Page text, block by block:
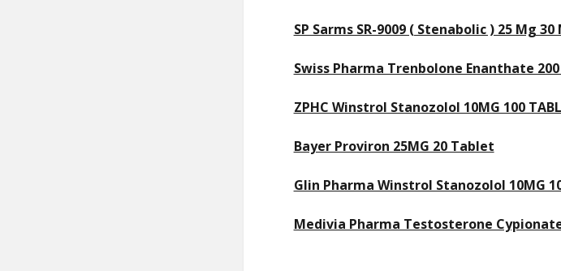
SP Sarms SR-9009 ( Stenabolic ) 25 Mg 30
Swiss Pharma Trenbolone Enanthate 200
ZPHC Winstrol Stanozolol 10MG 100
Bayer Proviron 25MG 20 Tablet
Glin Pharma Winstrol Stanozolol 10MG
Medivia Pharma Testosterone